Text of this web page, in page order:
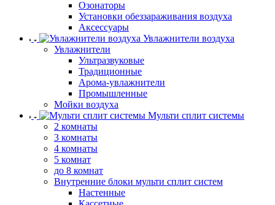
Озонаторы
Установки обеззараживания воздуха
Аксессуары
Увлажнители воздуха
Увлажнители
Ультразвуковые
Традиционные
Арома-увлажнители
Промышленные
Мойки воздуха
Мульти сплит системы
2 комнаты
3 комнаты
4 комнаты
5 комнат
до 8 комнат
Внутренние блоки мульти сплит систем
Настенные